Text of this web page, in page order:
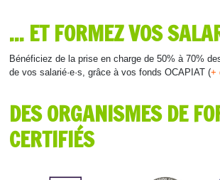
... ET FORMEZ VOS
Bénéficiez de la prise en charge de 50% à 70%
de vos salarié·e·s, grâce à vos fonds OCAPIAT (+
DES ORGANISMES DE
CERTIFIÉS